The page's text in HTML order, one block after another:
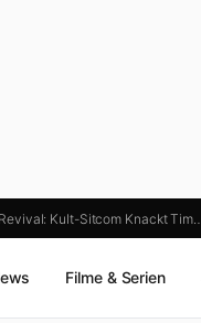
Kult-Sitcom Knackt Tim…
Filme & Serien